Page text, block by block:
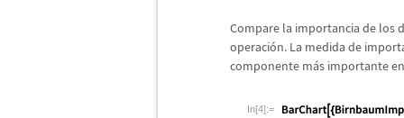
Compare la importancia de los
operación. La medida de
componente más importante
In[4]:=